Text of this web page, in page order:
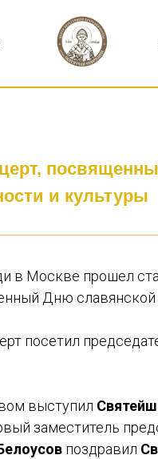
и культуры
в Москве прошел
Дню славянской
посетил
выступил
заместитель
поздравил